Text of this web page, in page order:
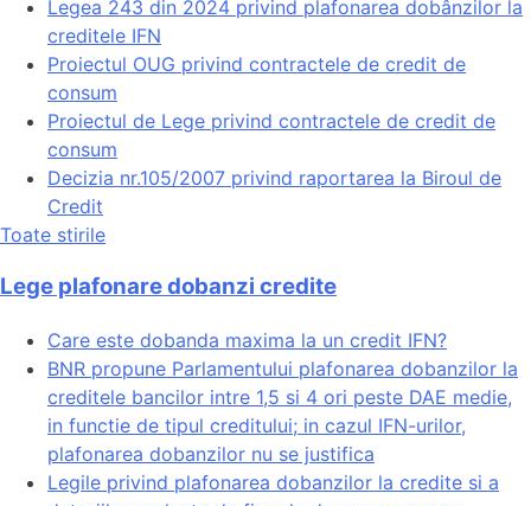
Legea 243 din 2024 privind plafonarea dobânzilor la
creditele IFN
Proiectul OUG privind contractele de credit de
consum
Proiectul de Lege privind contractele de credit de
consum
Decizia nr.105/2007 privind raportarea la Biroul de
Credit
Toate stirile
Lege plafonare dobanzi credite
Care este dobanda maxima la un credit IFN?
BNR propune Parlamentului plafonarea dobanzilor la
creditele bancilor intre 1,5 si 4 ori peste DAE medie,
in functie de tipul creditului; in cazul IFN-urilor,
plafonarea dobanzilor nu se justifica
Legile privind plafonarea dobanzilor la credite si a